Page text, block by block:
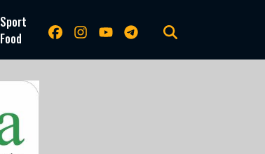
Sport
Food